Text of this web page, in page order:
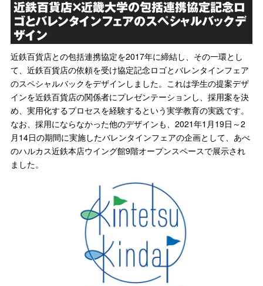
近鉄百貨店×近畿大学の包括連携協定記念ロ
ゴとバレンタインフェアのスペシャルバックデ
ザイン
近鉄百貨店との包括連携協定を2017年に締結し、その一環とし
て、近鉄百貨店の依頼を受け協定記念ロゴとバレンタインフェア
のスペシャルバックをデザインしました。これは学生の提案デザ
インを近鉄百貨店の関係者にプレゼンテーションし、採用案を決
め、実用化するプロセスを経験するという実学教育の実践です。
なお、採用にならなかった他のデザインも、2021年1月19日～2
月14日の期間に実施したバレンタインフェアの企画として、あべ
のハルカス近鉄本店ウイング館9階オープンスペースで展示され
ました。